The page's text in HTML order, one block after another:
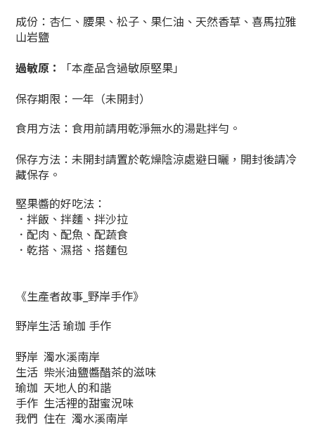
成份：杏仁、腰果、松子、果仁油、天然香草、喜馬拉雅
山岩鹽
過敏原：
「本產品含過敏原堅果」
保存期限：一年（未開封）
食用方法：食用前請用乾淨無水的湯匙拌勻。
保存方法：未開封請置於乾燥陰涼處避日曬，開封後請冷
藏保存。
堅果醬的好吃法：
．拌飯、拌麵、拌沙拉
． 配肉、配魚、配蔬食
． 乾搭、濕搭、搭麵包
《生產者故事_野岸手作》
野岸生活 瑜珈 手作
野岸 濁水溪南岸
生活 柴米油鹽醬醋茶的滋味
瑜珈 天地人的和諧
手作 生活裡的甜蜜況味
我們 住在 濁水溪南岸